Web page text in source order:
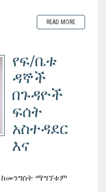
READ MORE
የፍ/ቤቱ
ዳኞች
በጉዳዮች
ፍሰት
አስተዳደር
እና
ከመንግስት ማግኘቱም